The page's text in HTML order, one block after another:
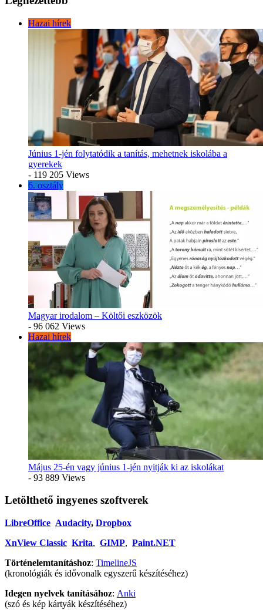
Hazai hírek
Június 1-jén folytatódik a tanítás, mehetnek iskolába a
gyerekek
- 119 205 Views
6. osztály
Magyar irodalom – Költői eszközök
- 96 062 Views
Hazai hírek
Május 25-én vagy június 1-jén nyitják ki az iskolákat
- 93 889 Views
Letölthető ingyenes szoftverek
LibreOffice Audacity, Dropbox
XnView Classic Krita, GIMP, Paint.NET
Történelemtanításhoz: TimelineJS
(kronológiák és idővonalk egyszerű készítéséhez)
Idegen nyelvek tanításához: Anki
(szó és kép kártyák készítéséhez)